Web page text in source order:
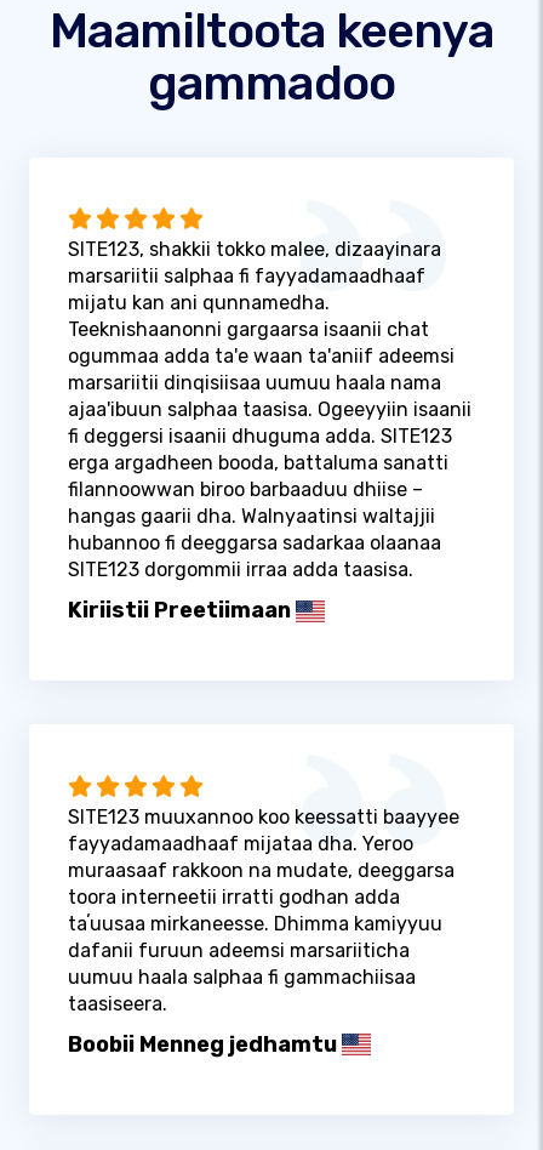
Maamiltoota keenya
gammadoo
SITE123, shakkii tokko malee, dizaayinara
marsariitii salphaa fi fayyadamaadhaaf
mijatu kan ani qunnamedha.
Teeknishaanonni gargaarsa isaanii chat
ogummaa adda ta'e waan ta'aniif adeemsi
marsariitii dinqisiisaa uumuu haala nama
ajaa'ibuun salphaa taasisa. Ogeeyyiin isaanii
fi deggersi isaanii dhuguma adda. SITE123
erga argadheen booda, battaluma sanatti
filannoowwan biroo barbaaduu dhiise –
hangas gaarii dha. Walnyaatinsi waltajjii
hubannoo fi deeggarsa sadarkaa olaanaa
SITE123 dorgommii irraa adda taasisa.
Kiriistii Preetiimaan
SITE123 muuxannoo koo keessatti baayyee
fayyadamaadhaaf mijataa dha. Yeroo
muraasaaf rakkoon na mudate, deeggarsa
toora interneetii irratti godhan adda
taʼuusaa mirkaneesse. Dhimma kamiyyuu
dafanii furuun adeemsi marsariiticha
uumuu haala salphaa fi gammachiisaa
taasiseera.
Boobii Menneg jedhamtu